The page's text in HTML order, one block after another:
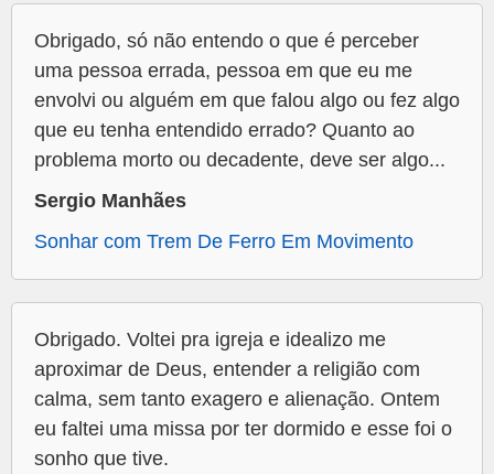
Obrigado, só não entendo o que é perceber
uma pessoa errada, pessoa em que eu me
envolvi ou alguém em que falou algo ou fez algo
que eu tenha entendido errado? Quanto ao
problema morto ou decadente, deve ser algo...
Sergio Manhães
Sonhar com Trem De Ferro Em Movimento
Obrigado. Voltei pra igreja e idealizo me
aproximar de Deus, entender a religião com
calma, sem tanto exagero e alienação. Ontem
eu faltei uma missa por ter dormido e esse foi o
sonho que tive.